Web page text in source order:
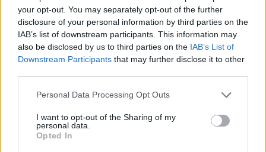
your opt-out. You may separately opt-out of the further
disclosure of your personal information by third parties on the
IAB’s list of downstream participants. This information may
also be disclosed by us to third parties on the IAB’s List of
Downstream Participants that may further disclose it to other
Personal Data Processing Opt Outs
I want to opt-out of the Sharing of my
personal data.
Opted In